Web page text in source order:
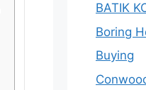
BATIK
Boring
Buying